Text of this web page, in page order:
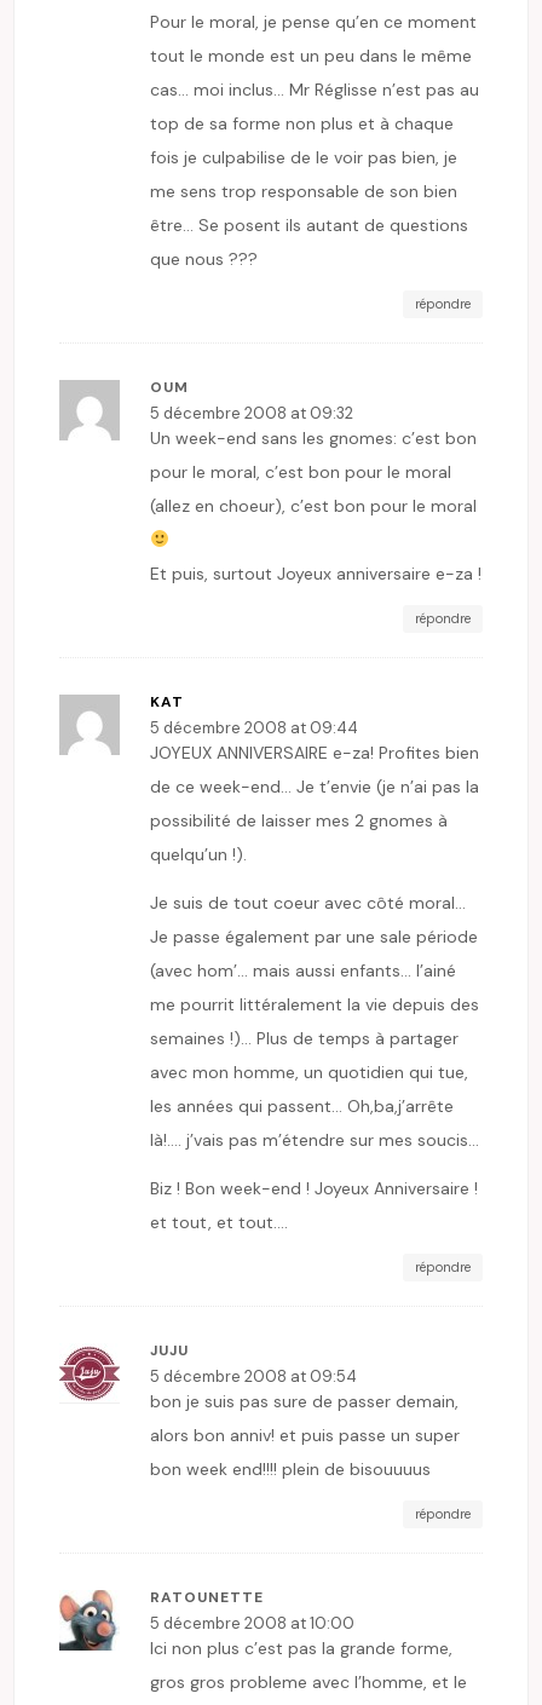
Pour le moral, je pense qu’en ce moment
tout le monde est un peu dans le même
cas… moi inclus… Mr Réglisse n’est pas au
top de sa forme non plus et à chaque
fois je culpabilise de le voir pas bien, je
me sens trop responsable de son bien
être… Se posent ils autant de questions
que nous ???
répondre
OUM
5 décembre 2008 at 09:32
Un week-end sans les gnomes: c’est bon
pour le moral, c’est bon pour le moral
(allez en choeur), c’est bon pour le moral
Et puis, surtout Joyeux anniversaire e-za !
répondre
KAT
5 décembre 2008 at 09:44
JOYEUX ANNIVERSAIRE e-za! Profites bien
de ce week-end… Je t’envie (je n’ai pas la
possibilité de laisser mes 2 gnomes à
quelqu’un !).
Je suis de tout coeur avec côté moral…
Je passe également par une sale période
(avec hom’… mais aussi enfants… l’ainé
me pourrit littéralement la vie depuis des
semaines !)… Plus de temps à partager
avec mon homme, un quotidien qui tue,
les années qui passent… Oh,ba,j’arrête
là!…. j’vais pas m’étendre sur mes soucis…
Biz ! Bon week-end ! Joyeux Anniversaire !
et tout, et tout….
répondre
JUJU
5 décembre 2008 at 09:54
bon je suis pas sure de passer demain,
alors bon anniv! et puis passe un super
bon week end!!!! plein de bisouuuus
répondre
RATOUNETTE
5 décembre 2008 at 10:00
Ici non plus c’est pas la grande forme,
gros gros probleme avec l’homme, et le